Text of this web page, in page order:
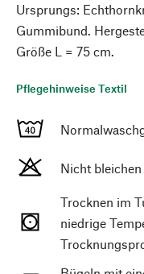
Ursprungs:
Gummibund.
Größe L = 75 cm.
Pflegehinweise Textil
Nicht bleichen
Trocknen im
niedrige